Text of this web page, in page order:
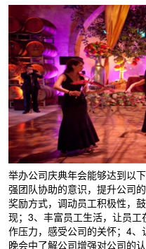
举办公司庆典年会能够达到以
强团队协助的意识，提升公司
奖励方式，调动员工积极性，
现；3、丰富员工生活，让员
作压力，感受公司的关怀；4
晚会中了解公司增强对公司的